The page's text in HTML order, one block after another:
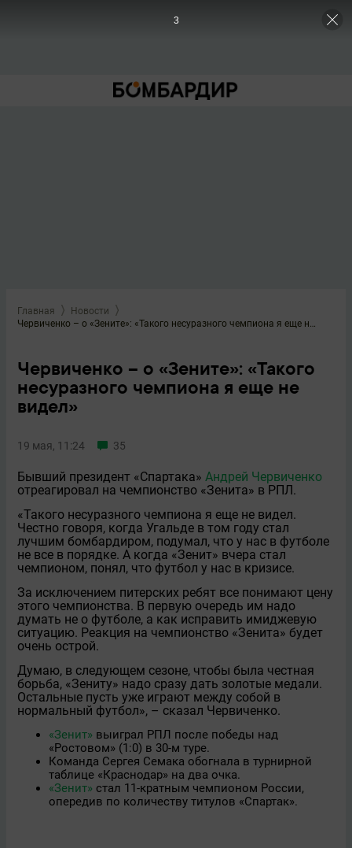
Главная
Новости
Червиченко – о «Зените»: «Такого несуразного чемпиона я ещe не видел»
Червиченко – о «Зените»: «Такого
несуразного чемпиона я ещe не
видел»
19 мая, 11:24 35
Бывший президент «Спартака» Андрей Червиченко
отреагировал на чемпионство «Зенита» в РПЛ.
«Такого несуразного чемпиона я ещe не видел.
Честно говоря, когда Угальде в том году стал
лучшим бомбардиром, подумал, что у нас в футболе
не всe в порядке. А когда «Зенит» вчера стал
чемпионом, понял, что футбол у нас в кризисе.
За исключением питерских ребят все понимают цену
этого чемпионства. В первую очередь им надо
думать не о футболе, а как исправить имиджевую
ситуацию. Реакция на чемпионство «Зенита» будет
очень острой.
Думаю, в следующем сезоне, чтобы была честная
борьба, «Зениту» надо сразу дать золотые медали.
Остальные пусть уже играют между собой в
нормальный футбол», – сказал Червиченко.
«Зенит» выиграл РПЛ после победы над
«Ростовом» (1:0) в 30-м туре.
Команда Сергея Семака обогнала в турнирной
таблице «Краснодар» на два очка.
«Зенит» стал 11‑кратным чемпионом России,
опередив по количеству титулов «Спартак».
2